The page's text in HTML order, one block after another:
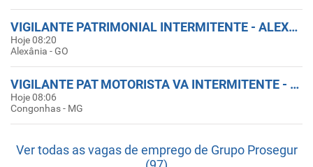
VIGILANTE PATRIMONIAL INTERMITENTE - ALEXÂNIA - GO - ID: 26000GI5
Hoje 08:20
Alexânia - GO
VIGILANTE PAT MOTORISTA VA INTERMITENTE - CONGONHAS - MG - ID: 26000HVL
Hoje 08:06
Congonhas - MG
Ver todas as vagas de emprego de Grupo Prosegur